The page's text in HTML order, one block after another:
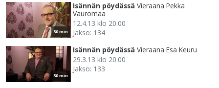
30 min
Isännän pöydässä Vieraana Pekka
Vauromaa
12.4.13 klo 20.00
Jakso: 134
30 min
Isännän pöydässä Vieraana Esa Keuru
29.3.13 klo 20.00
Jakso: 133